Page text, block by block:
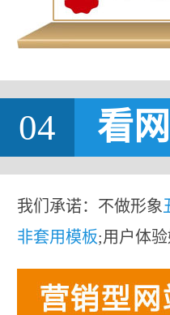
04 看
我们承诺：不做形象
非套用模板;用户体验